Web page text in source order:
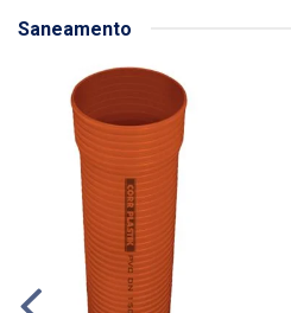
Saneamento